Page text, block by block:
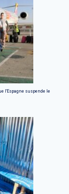
l'Espagne suspende le